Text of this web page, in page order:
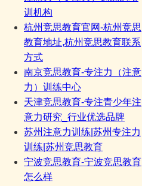
训机构
杭州竞思教育官网-杭州竞思
教育地址,杭州竞思教育联系
方式
南京竞思教育-专注力（注意
力）训练中心
天津竞思教育-专注青少年注
意力研究_行业优选品牌
苏州注意力训练|苏州专注力
训练|苏州竞思教育
宁波竞思教育-宁波竞思教育
怎么样